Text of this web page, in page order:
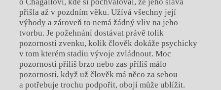
přišla až v pozdním věku. Užívá všechny její
výhody a zároveň to nemá žádný vliv na jeho
tvorbu. Je požehnání dostávat právě tolik
pozornosti zvenku, kolik člověk dokáže psychicky
v tom kterém stadiu vývoje zvládnout. Moc
pozornosti příliš brzo nebo zas příliš málo
pozornosti, když už člověk má něco za sebou
a potřebuje trochu podpořit, obojí může ublížit.